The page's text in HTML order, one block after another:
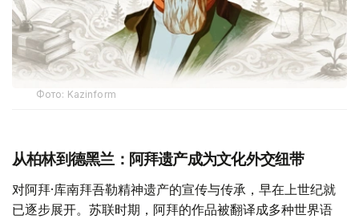
Фото: Kazinform
从柏林到德黑兰：阿拜遗产成为文化外交纽带
对阿拜·库南拜吾勒精神遗产的宣传与传承，早在上世纪就
已逐步展开。苏联时期，阿拜的作品被翻译成多种世界语